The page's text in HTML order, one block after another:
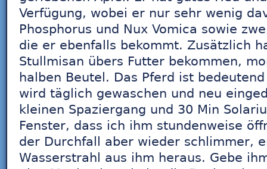
Verfügung, wobei er nur sehr wenig
Phosphorus und Nux Vomica sowie
die er ebenfalls bekommt. Zusätzlich
Stullmisan übers Futter bekommen,
halben Beutel. Das Pferd ist
wird täglich gewaschen und neu
kleinen Spaziergang und 30 Min
Fenster, dass ich ihm stundenweise
der Durchfall aber wieder schlimmer,
Wasserstrahl aus ihm heraus. Gebe